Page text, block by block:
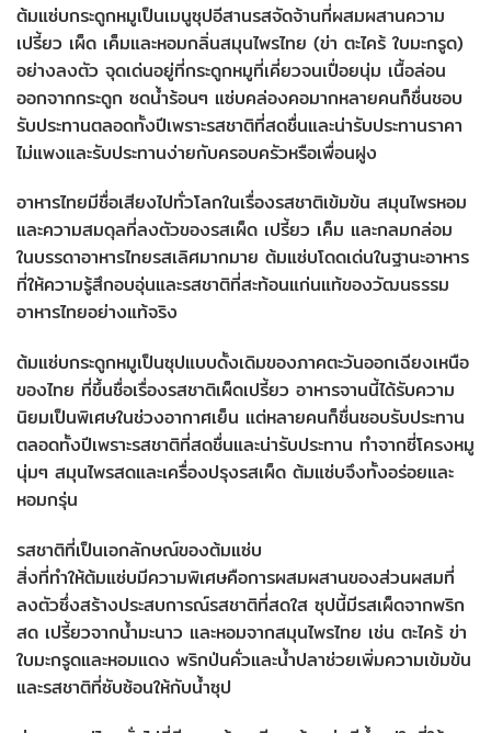
ต้มแซ่บกระดูกหมูเป็นเมนูซุปอีสานรสจัดจ้านที่ผสมผสานความ
เปรี้ยว เผ็ด เค็มและหอมกลิ่นสมุนไพรไทย (ข่า ตะไคร้ ใบมะกรูด)
อย่างลงตัว จุดเด่นอยู่ที่กระดูกหมูที่เคี่ยวจนเปื่อยนุ่ม เนื้อล่อน
ออกจากกระดูก ซดน้ำร้อนๆ แซ่บคล่องคอมากหลายคนก็ชื่นชอบ
รับประทานตลอดทั้งปีเพราะรสชาติที่สดชื่นและน่ารับประทานราคา
ไม่แพงและรับประทานง่ายกับครอบครัวหรือเพื่อนฝูง
อาหารไทยมีชื่อเสียงไปทั่วโลกในเรื่องรสชาติเข้มข้น สมุนไพรหอม
และความสมดุลที่ลงตัวของรสเผ็ด เปรี้ยว เค็ม และกลมกล่อม
ในบรรดาอาหารไทยรสเลิศมากมาย ต้มแซ่บโดดเด่นในฐานะอาหาร
ที่ให้ความรู้สึกอบอุ่นและรสชาติที่สะท้อนแก่นแท้ของวัฒนธรรม
อาหารไทยอย่างแท้จริง
ต้มแซ่บกระดูกหมูเป็นซุปแบบดั้งเดิมของภาคตะวันออกเฉียงเหนือ
ของไทย ที่ขึ้นชื่อเรื่องรสชาติเผ็ดเปรี้ยว อาหารจานนี้ได้รับความ
นิยมเป็นพิเศษในช่วงอากาศเย็น แต่หลายคนก็ชื่นชอบรับประทาน
ตลอดทั้งปีเพราะรสชาติที่สดชื่นและน่ารับประทาน ทำจากซี่โครงหมู
นุ่มๆ สมุนไพรสดและเครื่องปรุงรสเผ็ด ต้มแซ่บจึงทั้งอร่อยและ
หอมกรุ่น
รสชาติที่เป็นเอกลักษณ์ของต้มแซ่บ
สิ่งที่ทำให้ต้มแซ่บมีความพิเศษคือการผสมผสานของส่วนผสมที่
ลงตัวซึ่งสร้างประสบการณ์รสชาติที่สดใส ซุปนี้มีรสเผ็ดจากพริก
สด เปรี้ยวจากน้ำมะนาว และหอมจากสมุนไพรไทย เช่น ตะไคร้ ข่า
ใบมะกรูดและหอมแดง พริกป่นคั่วและน้ำปลาช่วยเพิ่มความเข้มข้น
และรสชาติที่ซับซ้อนให้กับน้ำซุป